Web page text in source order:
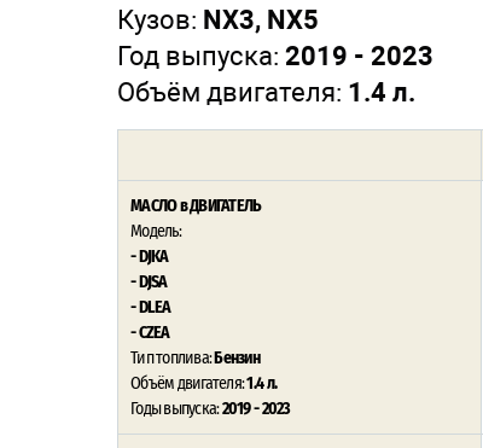
Кузов: NX3, NX5
Год выпуска: 2019 - 2023
Объём двигателя: 1.4 л.
МАСЛО в ДВИГАТЕЛЬ
Модель:
-DJKA
- DJSA
- DLEA
- CZEA
Тип топлива:Бензин
Объём двигателя:1.4 л.
Годы выпуска:2019 - 2023